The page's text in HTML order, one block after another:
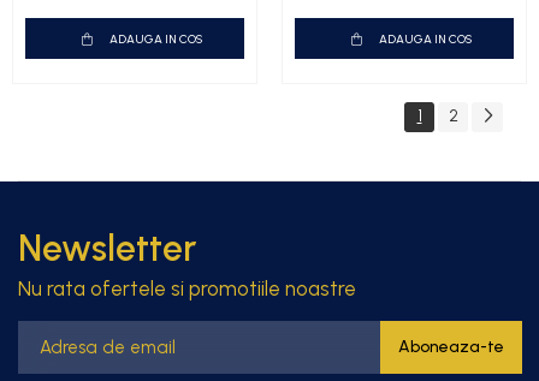
ADAUGA IN COS ADAUGA IN COS
1 2
Newsletter
Nu rata ofertele si promotiile noastre